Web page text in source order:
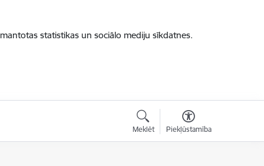
statistikas un sociālo mediju sīkdatnes.
Meklēt Piekļūstamība